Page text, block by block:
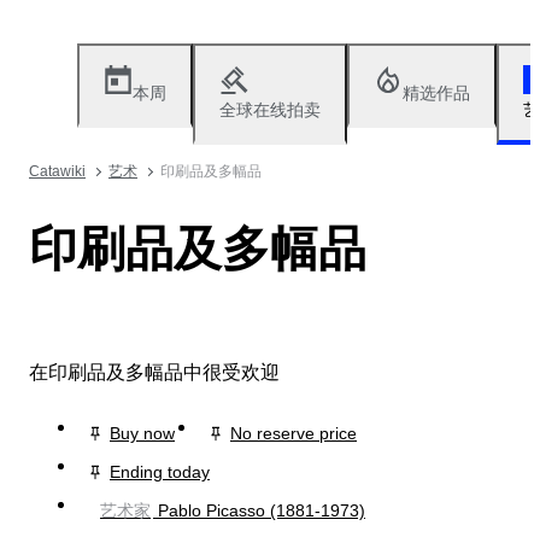
本周
全球在线拍卖
精选作品
Catawiki 艺术 印刷品及多幅品
印刷品及多幅品
在印刷品及多幅品中很受欢迎
Buy now
No reserve price
Ending today
艺术家 Pablo Picasso (1881-1973)